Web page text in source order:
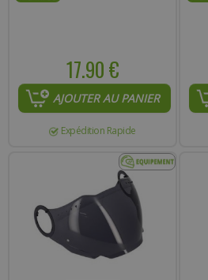
17.90 €
AJOUTER AU PANIER
Expédition Rapide